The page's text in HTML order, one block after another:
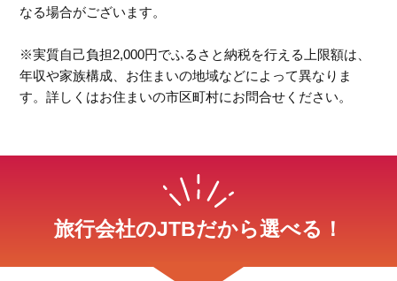
なる場合がございます。
※実質自己負担2,000円でふるさと納税を行える上限額は、
年収や家族構成、お住まいの地域などによって異なりま
す。詳しくはお住まいの市区町村にお問合せください。
旅行会社のJTBだから選べる！